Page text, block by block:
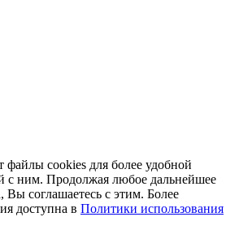
файлы cookies для более удобной
с ним. Продолжая любое дальнейшее
Вы соглашаетесь с этим. Более
доступна в Политики использования